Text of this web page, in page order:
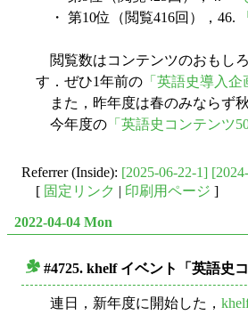
・ 第10位（閲覧416回），46.
閲覧数はコンテンツのおもし
す．ぜひ1年前の 「英語史導入企
また，昨年度は春のみならず
今年度の 「英語史コンテンツ50
Referrer (Inside): [2025-06-22-1]
[ 固定リンク | 印刷用ページ ]
2022-04-04 Mon
#4725. khelf イベント「英語史
連日，新年度に開始した，